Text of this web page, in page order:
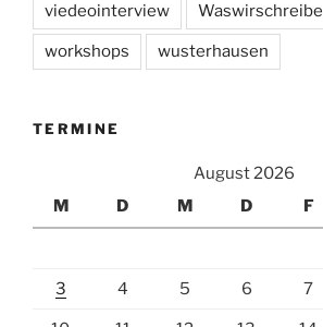
viedeointerview
workshops wusterhausen
TERMINE
August 2026
M
D M D F
3 4 5 6 7